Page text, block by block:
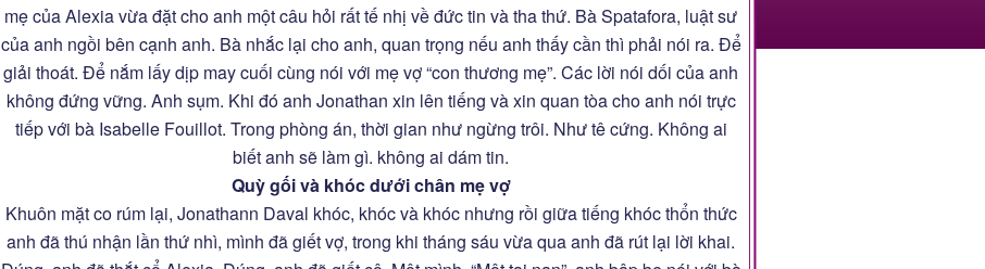
mẹ của Alexia vừa đặt cho anh một câu hỏi rất tế nhị về đức tin và tha thứ. Bà Spatafora, luật sư
của anh ngồi bên cạnh anh. Bà nhắc lại cho anh, quan trọng nếu anh thấy cần thì phải nói ra. Để
giải thoát. Để nắm lấy dịp may cuối cùng nói với mẹ vợ “con thương mẹ”. Các lời nói dối của anh
không đứng vững. Anh sụm. Khi đó anh Jonathan xin lên tiếng và xin quan tòa cho anh nói trực
tiếp với bà Isabelle Fouillot. Trong phòng án, thời gian như ngừng trôi. Như tê cứng. Không ai
biết anh sẽ làm gì. không ai dám tin.
Quỳ gối và khóc dưới chân mẹ vợ
Khuôn mặt co rúm lại, Jonathann Daval khóc, khóc và khóc nhưng rồi giữa tiếng khóc thổn thức
anh đã thú nhận lần thứ nhì, mình đã giết vợ, trong khi tháng sáu vừa qua anh đã rút lại lời khai.